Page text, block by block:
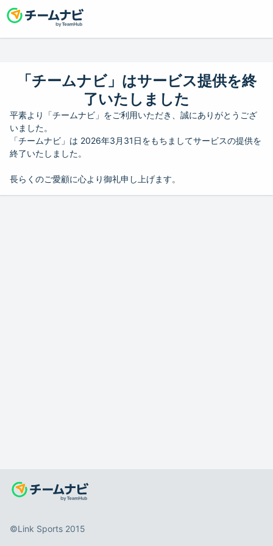
「チームナビ」はサービス提供を終
了いたしました
平素より「チームナビ」をご利用いただき、誠にありがとうござ
いました。
「チームナビ」は 2026年3月31日をもちましてサービスの提供を
終了いたしました。
長らくのご愛顧に心より御礼申し上げます。
©️Link Sports 2015